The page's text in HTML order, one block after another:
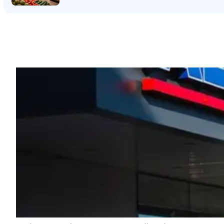
VANAF NU EXTRA OP LETTEN